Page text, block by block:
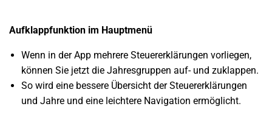
Aufklappfunktion im Hauptmenü
Wenn in der App mehrere Steuererklärungen vorliegen,
können Sie jetzt die Jahresgruppen auf- und zuklappen.
So wird eine bessere Übersicht der Steuererklärungen
und Jahre und eine leichtere Navigation ermöglicht.